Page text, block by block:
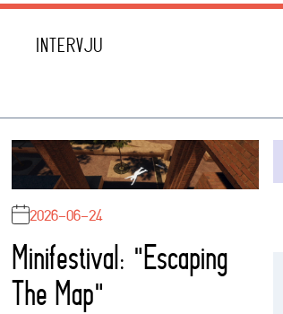
INTERVJU
2026-06-24
Minifestival: "Escaping
The Map"